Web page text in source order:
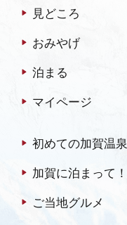
見どころ
おみやげ
泊まる
マイページ
初めての加賀温
加賀に泊まって
ご当地グルメ